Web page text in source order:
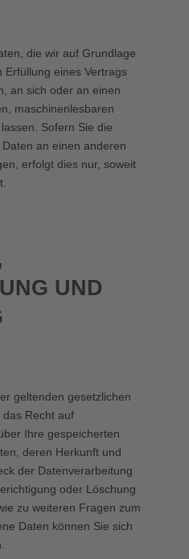
die wir auf Grundlage
Erfüllung eines Vertrags
an sich oder an einen
maschinenlesbaren
Sofern Sie die
an einen anderen
erfolgt dies nur, soweit
UND
geltenden gesetzlichen
Recht auf
Ihre gespeicherten
deren Herkunft und
der Datenverarbeitung
oder Löschung
zu weiteren Fragen zum
Daten können Sie sich